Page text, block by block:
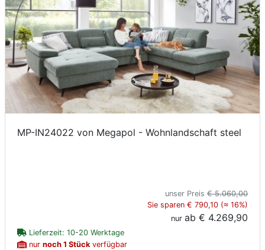
MP-IN24022 von Megapol - Wohnlandschaft steel
unser Preis € 5.060,00
Sie sparen € 790,10 (≈ 16%)
nur ab € 4.269,90
Lieferzeit: 10-20 Werktage
nur noch 1 Stückverfügbar
Markenwelt
Letz-
Deals